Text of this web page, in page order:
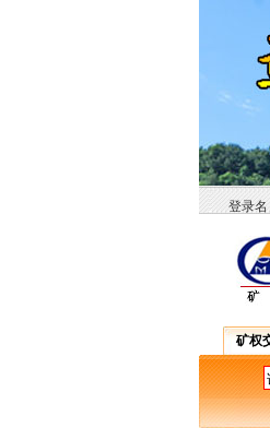
登录
矿权